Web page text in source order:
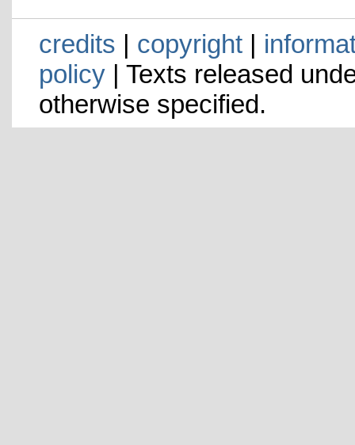
credits | copyright|
policy| Texts released
otherwise specified.